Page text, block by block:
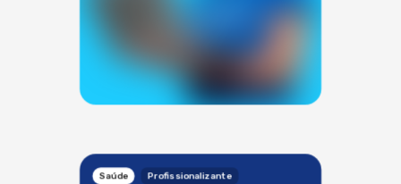
Saúde Profissionalizante